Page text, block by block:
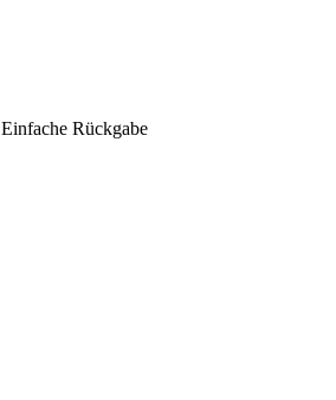
Einfache Rückgabe